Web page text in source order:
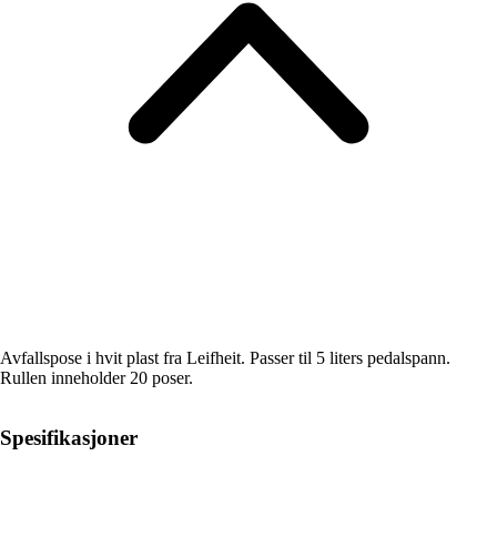
Avfallspose i hvit plast fra Leifheit. Passer til 5 liters pedalspann.
Rullen inneholder 20 poser.
Spesifikasjoner